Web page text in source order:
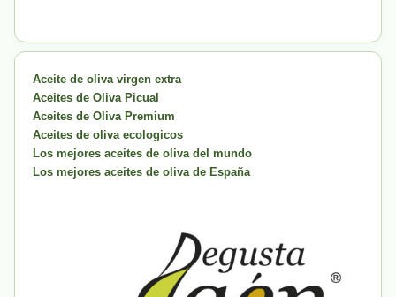
Aceite de oliva virgen extra
Aceites de Oliva Picual
Aceites de Oliva Premium
Aceites de oliva ecologicos
Los mejores aceites de oliva del mundo
Los mejores aceites de oliva de España